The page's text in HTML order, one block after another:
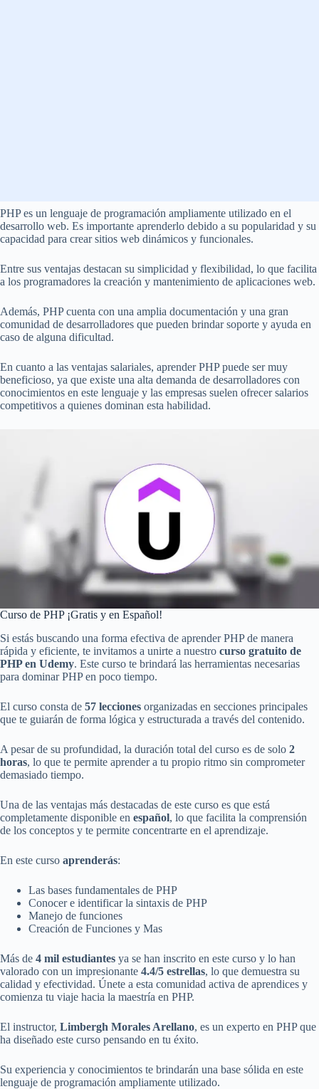
PHP es un lenguaje de programación ampliamente utilizado en el
desarrollo web. Es importante aprenderlo debido a su popularidad y su
capacidad para crear sitios web dinámicos y funcionales.
Entre sus ventajas destacan su simplicidad y flexibilidad, lo que facilita
a los programadores la creación y mantenimiento de aplicaciones web.
Además, PHP cuenta con una amplia documentación y una gran
comunidad de desarrolladores que pueden brindar soporte y ayuda en
caso de alguna dificultad.
En cuanto a las ventajas salariales, aprender PHP puede ser muy
beneficioso, ya que existe una alta demanda de desarrolladores con
conocimientos en este lenguaje y las empresas suelen ofrecer salarios
competitivos a quienes dominan esta habilidad.
Curso de PHP ¡Gratis y en Español!
Si estás buscando una forma efectiva de aprender PHP de manera
rápida y eficiente, te invitamos a unirte a nuestro curso gratuito de
PHP en Udemy. Este curso te brindará las herramientas necesarias
para dominar PHP en poco tiempo.
El curso consta de 57 lecciones organizadas en secciones principales
que te guiarán de forma lógica y estructurada a través del contenido.
A pesar de su profundidad, la duración total del curso es de solo 2
horas, lo que te permite aprender a tu propio ritmo sin comprometer
demasiado tiempo.
Una de las ventajas más destacadas de este curso es que está
completamente disponible en español, lo que facilita la comprensión
de los conceptos y te permite concentrarte en el aprendizaje.
En este curso aprenderás:
Las bases fundamentales de PHP
Conocer e identificar la sintaxis de PHP
Manejo de funciones
Creación de Funciones y Mas
Más de 4 mil estudiantes ya se han inscrito en este curso y lo han
valorado con un impresionante 4.4/5 estrellas, lo que demuestra su
calidad y efectividad. Únete a esta comunidad activa de aprendices y
comienza tu viaje hacia la maestría en PHP.
El instructor, Limbergh Morales Arellano, es un experto en PHP que
ha diseñado este curso pensando en tu éxito.
Su experiencia y conocimientos te brindarán una base sólida en este
lenguaje de programación ampliamente utilizado.